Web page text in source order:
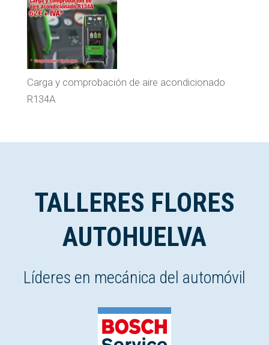
Carga y comprobación de aire acondicionado
R134A
TALLERES FLORES
AUTOHUELVA
Líderes en mecánica del automóvil